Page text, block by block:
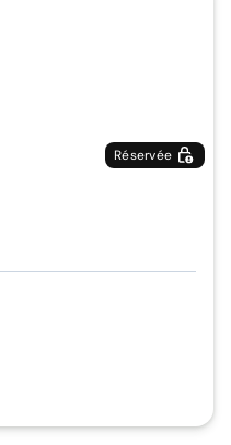
Réservée